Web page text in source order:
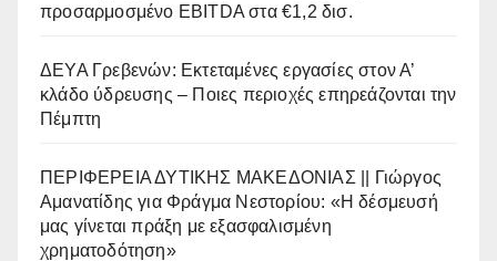
προσαρμοσμένο EBITDA στα €1,2 δισ.
ΔΕΥΑ Γρεβενών: Εκτεταμένες εργασίες στον Α’
κλάδο ύδρευσης – Ποιες περιοχές επηρεάζονται την
Πέμπτη
ΠΕΡΙΦΕΡΕΙΑ ΔΥΤΙΚΗΣ ΜΑΚΕΔΟΝΙΑΣ || Γιώργος
Αμανατίδης για Φράγμα Νεστορίου: «Η δέσμευσή
μας γίνεται πράξη με εξασφαλισμένη
χρηματοδότηση»